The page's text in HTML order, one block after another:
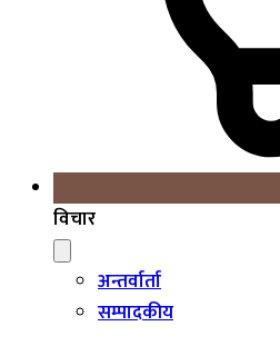
विचार
अन्तर्वार्ता
सम्पादकीय